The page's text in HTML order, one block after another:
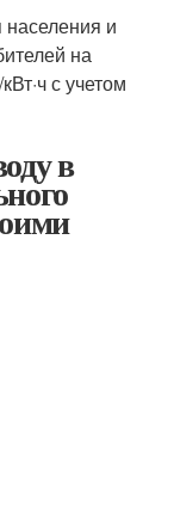
и
на
с учетом
в